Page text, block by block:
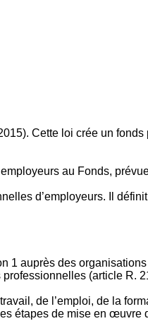
Cette loi crée un
au Fonds,
d’employeurs. Il
1 auprès des
(article R.
de l’emploi, de la
étapes de mise en œuvre